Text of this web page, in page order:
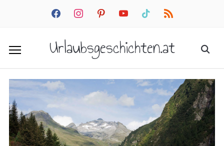
facebookinstagrampinterestyoutube tiktok rss
Urlaubsgeschichten.at